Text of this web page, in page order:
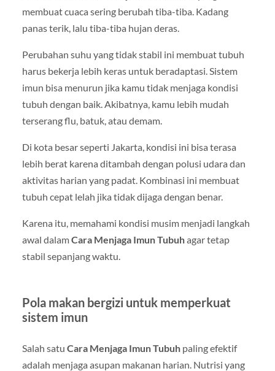
membuat cuaca sering berubah tiba-tiba. Kadang
panas terik, lalu tiba-tiba hujan deras.
Perubahan suhu yang tidak stabil ini membuat tubuh
harus bekerja lebih keras untuk beradaptasi. Sistem
imun bisa menurun jika kamu tidak menjaga kondisi
tubuh dengan baik. Akibatnya, kamu lebih mudah
terserang flu, batuk, atau demam.
Di kota besar seperti Jakarta, kondisi ini bisa terasa
lebih berat karena ditambah dengan polusi udara dan
aktivitas harian yang padat. Kombinasi ini membuat
tubuh cepat lelah jika tidak dijaga dengan benar.
Karena itu, memahami kondisi musim menjadi langkah
awal dalamCara Menjaga Imun Tubuhagar tetap
stabil sepanjang waktu.
Pola makan bergizi untuk memperkuat
sistem imun
Salah satu Cara Menjaga Imun Tubuhpaling efektif
adalah menjaga asupan makanan harian. Nutrisi yang